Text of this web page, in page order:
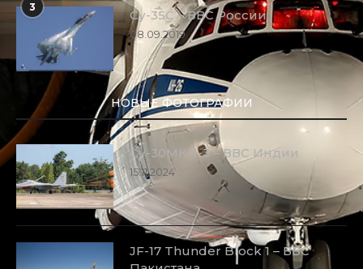
3
Су-35С – ВВС России
08.09.2019
НОВЫЕ ФОТОГРАФИИ
Су-30МКИ-3 – ВВС Индии
15.11.2024
JF-17 Thunder Block 1 – ВВС